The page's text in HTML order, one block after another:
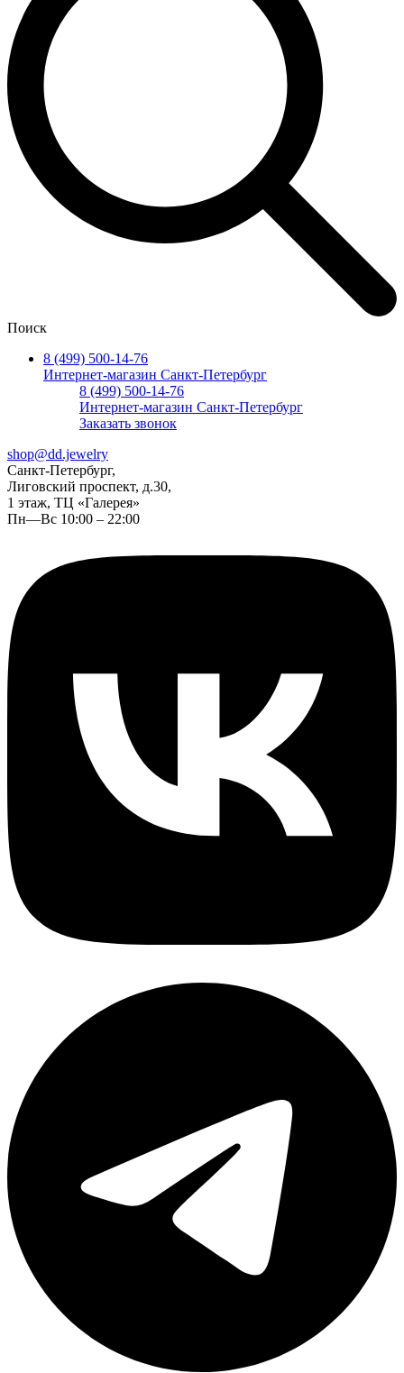
Поиск
8 (499) 500-14-76
Интернет-магазин Санкт-Петербург
8 (499) 500-14-76
Интернет-магазин Санкт-Петербург
Заказать звонок
shop@dd.jewelry
Санкт-Петербург,
Лиговский проспект, д.30,
1 этаж, ТЦ «Галерея»
Пн—Вс 10:00 – 22:00